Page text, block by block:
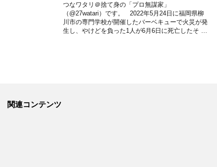
つなワタリ＠捨て身の「プロ無謀家」
（@27watari）です。 2022年5月24日に福岡県柳
川市の専門学校が開催したバーベキューで火災が発
生し、やけどを負った1人が6月6日に死亡したそ …
関連コンテンツ